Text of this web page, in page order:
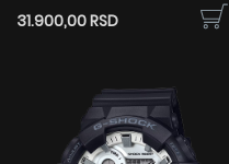
31.900,00 RSD